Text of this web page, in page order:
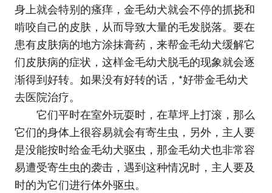
身上就会特别的瘙痒，金毛幼犬就会不停的抓挠和
啃咬自己的皮肤，从而导致大量的毛发脱落。要在
患有皮肤病的地方涂抹膏药，来帮金毛幼犬缓解它
们皮肤病的症状，这样金毛幼犬脱毛的现象就会逐
渐得到好转。如果没有好转的话，*好带金毛幼犬
去医院治疗。
它们平时在室外玩耍时，在草坪上打滚，那么
它们的身体上很容易就会有寄生虫，另外，主人要
是没能按时给金毛幼犬驱虫，那金毛幼犬也非常容
易遭受寄生虫的袭击，遇到这种情况时，主人要及
时的为它们进行体外驱虫。